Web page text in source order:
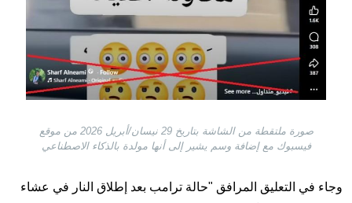
صورة ملتقطة من الشاشة بتاريخ 29 نيسان/أبريل 2026 من موقع
فيسبوك مع إضافة وسم يشير إلى أنها مولدة بالذكاء الاصطناعي
وجاء في التعليق المرافق "حالة ترامب بعد إطلاق النار في عشاء